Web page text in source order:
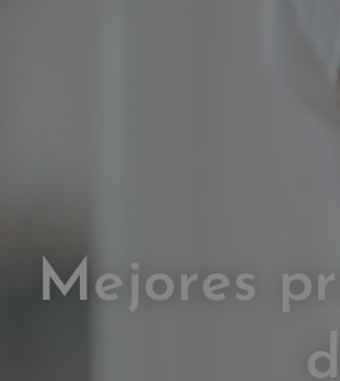
Mejores